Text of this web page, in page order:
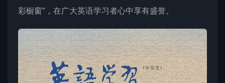
彩橱窗”，在广大英语学习者心中享有盛誉。